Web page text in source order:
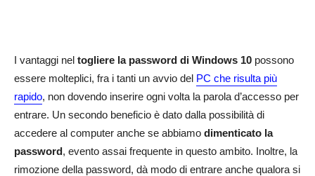
I vantaggi nel togliere la password di Windows 10 possono
essere molteplici, fra i tanti un avvio del PC che risulta più
rapido, non dovendo inserire ogni volta la parola d’accesso per
entrare. Un secondo beneficio è dato dalla possibilità di
accedere al computer anche se abbiamo dimenticato la
password, evento assai frequente in questo ambito. Inoltre, la
rimozione della password, dà modo di entrare anche qualora si